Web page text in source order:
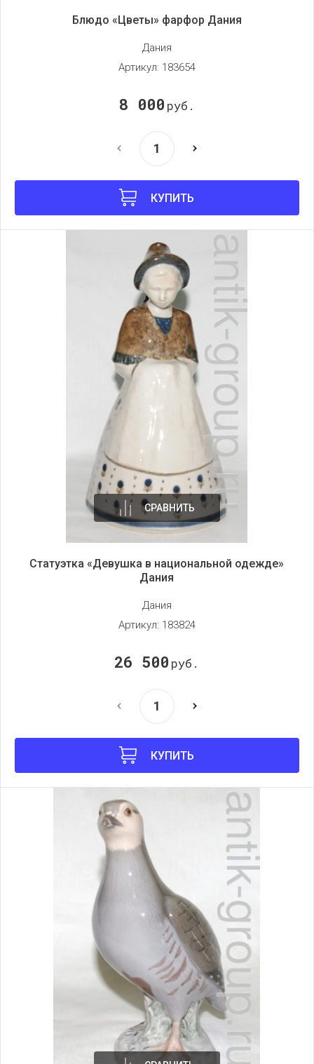
Блюдо «Цветы» фарфор Дания
Дания
Артикул: 183654
8 000 руб.
КУПИТЬ
СРАВНИТЬ
Статуэтка «Девушка в национальной одежде»
Дания
Дания
Артикул: 183824
26 500 руб.
КУПИТЬ